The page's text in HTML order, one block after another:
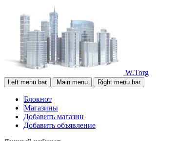
W.Torg
Left menu bar Main menu Right menu bar
Блокнот
Магазины
Добавить магазин
Добавить объявление